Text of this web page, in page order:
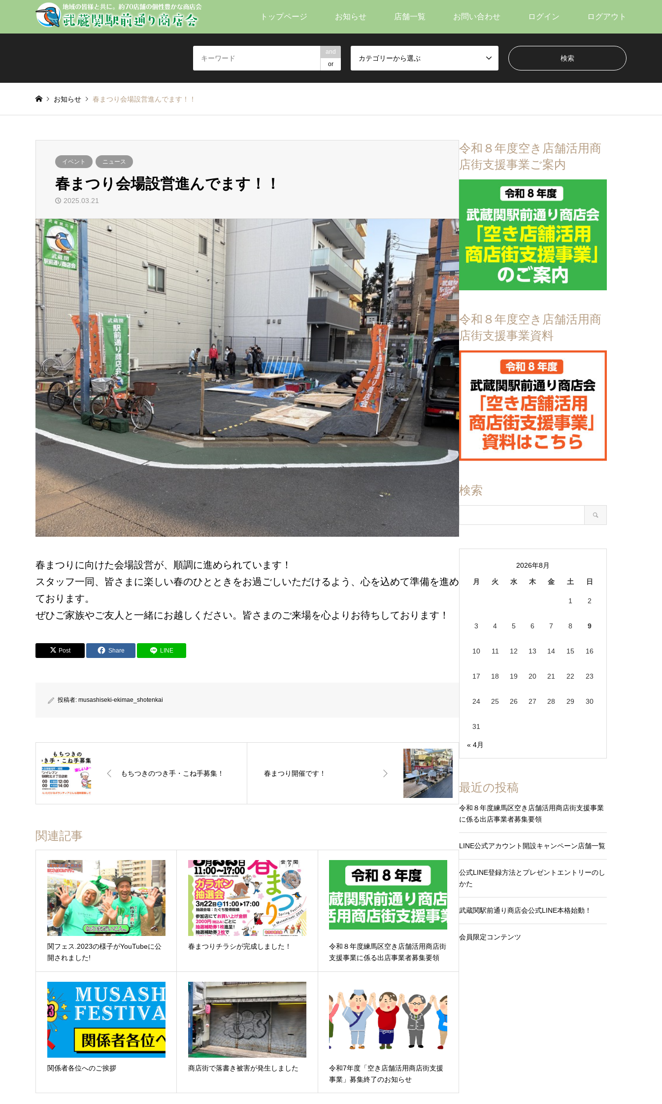
トップページ お知らせ 店舗一覧 お問い合わせ ログイン ログアウト
and
or
カテゴリーから選ぶ
お知らせ 春まつり会場設営進んでます！！
イベント ニュース
春まつり会場設営進んでます！！
2025.03.21
春まつりに向けた会場設営が、順調に進められています！
スタッフ一同、皆さまに楽しい春のひとときをお過ごしいただけるよう、心を込めて準備を進め
ております。
ぜひご家族やご友人と一緒にお越しください。皆さまのご来場を心よりお待ちしております！
Post Share LINE
投稿者: musashiseki-ekimae_shotenkai
もちつきのつき手・こね手募集！ 春まつり開催です！
関連記事
関フェス.2023の様子がYouTubeに公
開されました!
春まつりチラシが完成しました！
令和８年度練馬区空き店舗活用商店街
支援事業に係る出店事業者募集要領
関係者各位へのご挨拶 商店街で落書き被害が発生しました
令和7年度「空き店舗活用商店街支援
事業」募集終了のお知らせ
令和８年度空き店舗活用商
店街支援事業ご案内
令和８年度空き店舗活用商
店街支援事業資料
検索
2026年8月
月 火 水 木 金 土 日
1 2
3 4 5 6 7 8 9
10 11 12 13 14 15 16
17 18 19 20 21 22 23
24 25 26 27 28 29 30
31
« 4月
最近の投稿
令和８年度練馬区空き店舗活用商店街支援事業
に係る出店事業者募集要領
LINE公式アカウント開設キャンペーン店舗一覧
公式LINE登録方法とプレゼントエントリーのし
かた
武蔵関駅前通り商店会公式LINE本格始動！
会員限定コンテンツ